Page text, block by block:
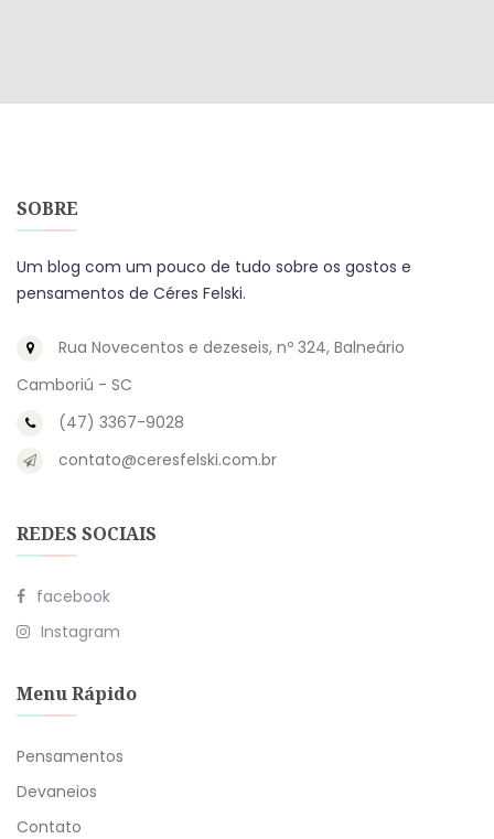
SOBRE
Um blog com um pouco de tudo sobre os gostos e
pensamentos de Céres Felski.
Rua Novecentos e dezeseis, nº 324, Balneário
Camboriú - SC
(47) 3367-9028
contato@ceresfelski.com.br
REDES SOCIAIS
facebook
Instagram
Menu Rápido
Pensamentos
Devaneios
Contato